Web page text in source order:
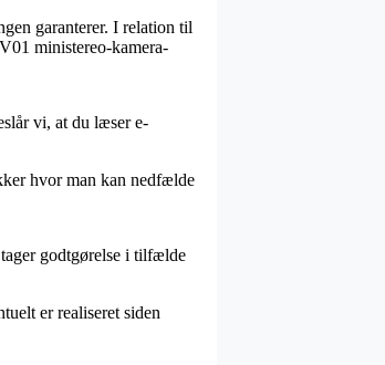
garanterer. I relation til
ministereo-kamera-
vi, at du læser e-
hvor man kan nedfælde
godtgørelse i tilfælde
er realiseret siden